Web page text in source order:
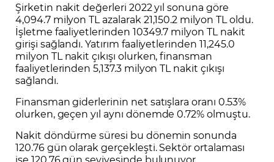
Şirketin nakit değerleri 2022 yıl sonuna göre
4,094.7 milyon TL azalarak 21,150.2 milyon TL oldu.
İşletme faaliyetlerinden 10349.7 milyon TL nakit
girişi sağlandı. Yatırım faaliyetlerinden 11,245.0
milyon TL nakit çıkışı olurken, finansman
faaliyetlerinden 5,137.3 milyon TL nakit çıkışı
sağlandı.
Finansman giderlerinin net satışlara oranı 0.53%
olurken, geçen yıl aynı dönemde 0.72% olmuştu.
Nakit döndürme süresi bu dönemin sonunda
120.76 gün olarak gerçekleşti. Sektör ortalaması
ise 120.76 gün seviyesinde bulunuyor.